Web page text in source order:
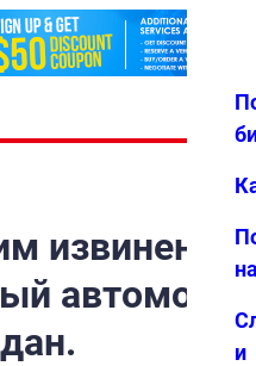
и
извинения,
автомобиль